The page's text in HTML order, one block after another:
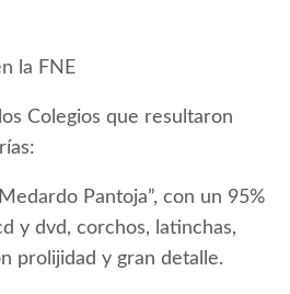
la FNE
Colegios que resultaron
Pantoja”, con un 95%
y dvd, corchos, latinchas,
prolijidad y gran detalle.